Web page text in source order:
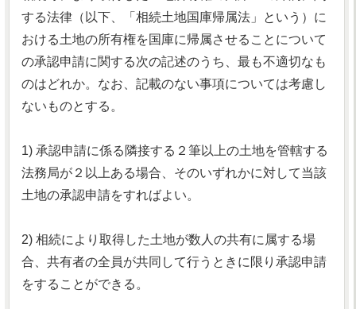
する法律（以下、「相続土地国庫帰属法」という）に
おける土地の所有権を国庫に帰属させることについて
の承認申請に関する次の記述のうち、最も不適切なも
のはどれか。なお、記載のない事項については考慮し
ないものとする。
1) 承認申請に係る隣接する２筆以上の土地を管轄する
法務局が２以上ある場合、そのいずれかに対して当該
土地の承認申請をすればよい。
2) 相続により取得した土地が数人の共有に属する場
合、共有者の全員が共同して行うときに限り承認申請
をすることができる。